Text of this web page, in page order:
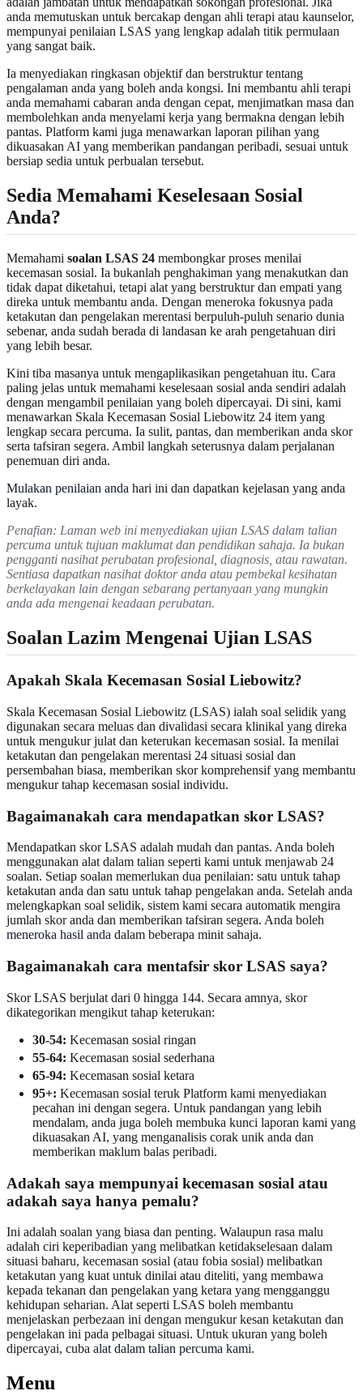
anda memutuskan untuk bercakap dengan ahli terapi atau kaunselor,
mempunyai penilaian LSAS yang lengkap adalah titik permulaan
yang sangat baik.
Ia menyediakan ringkasan objektif dan berstruktur tentang
pengalaman anda yang boleh anda kongsi. Ini membantu ahli terapi
anda memahami cabaran anda dengan cepat, menjimatkan masa dan
membolehkan anda menyelami kerja yang bermakna dengan lebih
pantas. Platform kami juga menawarkan laporan pilihan yang
dikuasakan AI yang memberikan pandangan peribadi, sesuai untuk
bersiap sedia untuk perbualan tersebut.
Sedia Memahami Keselesaan Sosial
Anda?
Memahami soalan LSAS 24 membongkar proses menilai
kecemasan sosial. Ia bukanlah penghakiman yang menakutkan dan
tidak dapat diketahui, tetapi alat yang berstruktur dan empati yang
direka untuk membantu anda. Dengan meneroka fokusnya pada
ketakutan dan pengelakan merentasi berpuluh-puluh senario dunia
sebenar, anda sudah berada di landasan ke arah pengetahuan diri
yang lebih besar.
Kini tiba masanya untuk mengaplikasikan pengetahuan itu. Cara
paling jelas untuk memahami keselesaan sosial anda sendiri adalah
dengan mengambil penilaian yang boleh dipercayai. Di sini, kami
menawarkan Skala Kecemasan Sosial Liebowitz 24 item yang
lengkap secara percuma. Ia sulit, pantas, dan memberikan anda skor
serta tafsiran segera. Ambil langkah seterusnya dalam perjalanan
penemuan diri anda.
Mulakan penilaian anda hari ini dan dapatkan kejelasan yang anda
layak.
Penafian: Laman web ini menyediakan ujian LSAS dalam talian
percuma untuk tujuan maklumat dan pendidikan sahaja. Ia bukan
pengganti nasihat perubatan profesional, diagnosis, atau rawatan.
Sentiasa dapatkan nasihat doktor anda atau pembekal kesihatan
berkelayakan lain dengan sebarang pertanyaan yang mungkin
anda ada mengenai keadaan perubatan.
Soalan Lazim Mengenai Ujian LSAS
Apakah Skala Kecemasan Sosial Liebowitz?
Skala Kecemasan Sosial Liebowitz (LSAS) ialah soal selidik yang
digunakan secara meluas dan divalidasi secara klinikal yang direka
untuk mengukur julat dan keterukan kecemasan sosial. Ia menilai
ketakutan dan pengelakan merentasi 24 situasi sosial dan
persembahan biasa, memberikan skor komprehensif yang membantu
mengukur tahap kecemasan sosial individu.
Bagaimanakah cara mendapatkan skor LSAS?
Mendapatkan skor LSAS adalah mudah dan pantas. Anda boleh
menggunakan alat dalam talian seperti kami untuk menjawab 24
soalan. Setiap soalan memerlukan dua penilaian: satu untuk tahap
ketakutan anda dan satu untuk tahap pengelakan anda. Setelah anda
melengkapkan soal selidik, sistem kami secara automatik mengira
jumlah skor anda dan memberikan tafsiran segera. Anda boleh
meneroka hasil anda dalam beberapa minit sahaja.
Bagaimanakah cara mentafsir skor LSAS saya?
Skor LSAS berjulat dari 0 hingga 144. Secara amnya, skor
dikategorikan mengikut tahap keterukan:
30-54: Kecemasan sosial ringan
55-64: Kecemasan sosial sederhana
65-94: Kecemasan sosial ketara
95+: Kecemasan sosial teruk Platform kami menyediakan
pecahan ini dengan segera. Untuk pandangan yang lebih
mendalam, anda juga boleh membuka kunci laporan kami yang
dikuasakan AI, yang menganalisis corak unik anda dan
memberikan maklum balas peribadi.
Adakah saya mempunyai kecemasan sosial atau
adakah saya hanya pemalu?
Ini adalah soalan yang biasa dan penting. Walaupun rasa malu
adalah ciri keperibadian yang melibatkan ketidakselesaan dalam
situasi baharu, kecemasan sosial (atau fobia sosial) melibatkan
ketakutan yang kuat untuk dinilai atau diteliti, yang membawa
kepada tekanan dan pengelakan yang ketara yang mengganggu
kehidupan seharian. Alat seperti LSAS boleh membantu
menjelaskan perbezaan ini dengan mengukur kesan ketakutan dan
pengelakan ini pada pelbagai situasi. Untuk ukuran yang boleh
dipercayai, cuba alat dalam talian percuma kami.
Menu